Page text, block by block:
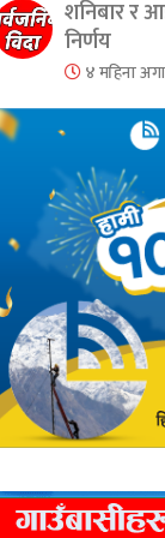
शनिबार र
निर्णय
४ महिना